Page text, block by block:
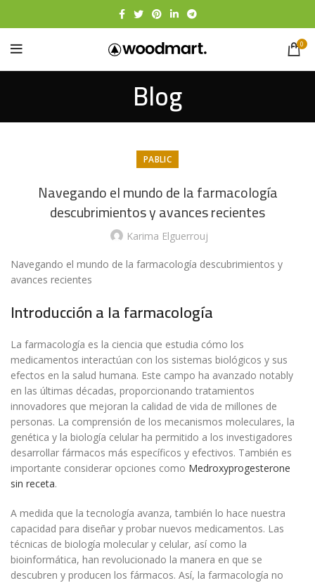
0
Blog
PABLIC
Navegando el mundo de la farmacología
descubrimientos y avances recientes
Karima Elguerrouj
Navegando el mundo de la farmacología descubrimientos y
avances recientes
Introducción a la farmacología
La farmacología es la ciencia que estudia cómo los
medicamentos interactúan con los sistemas biológicos y sus
efectos en la salud humana. Este campo ha avanzado notably
en las últimas décadas, proporcionando tratamientos
innovadores que mejoran la calidad de vida de millones de
personas. La comprensión de los mecanismos moleculares, la
genética y la biología celular ha permitido a los investigadores
desarrollar fármacos más específicos y efectivos. También es
importante considerar opciones como Medroxyprogesterone
sin receta.
A medida que la tecnología avanza, también lo hace nuestra
capacidad para diseñar y probar nuevos medicamentos. Las
técnicas de biología molecular y celular, así como la
bioinformática, han revolucionado la manera en que se
descubren y producen los fármacos. Así, la farmacología no